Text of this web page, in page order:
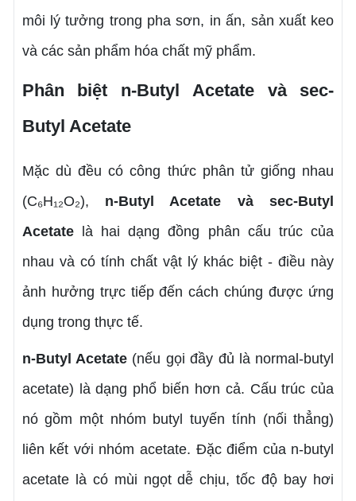
môi lý tưởng trong pha sơn, in ấn, sản xuất keo
và các sản phẩm hóa chất mỹ phẩm.
Phân biệt n-Butyl Acetate và sec-
Butyl Acetate
Mặc dù đều có công thức phân tử giống nhau
(C₆H₁₂O₂), n-Butyl Acetate và sec-Butyl
Acetatelà hai dạng đồng phân cấu trúc của
nhau và có tính chất vật lý khác biệt - điều này
ảnh hưởng trực tiếp đến cách chúng được ứng
dụng trong thực tế.
n-Butyl Acetate (nếu gọi đầy đủ là normal-butyl
acetate) là dạng phổ biến hơn cả. Cấu trúc của
nó gồm một nhóm butyl tuyến tính (nối thẳng)
liên kết với nhóm acetate. Đặc điểm của n-butyl
acetate là có mùi ngọt dễ chịu, tốc độ bay hơi